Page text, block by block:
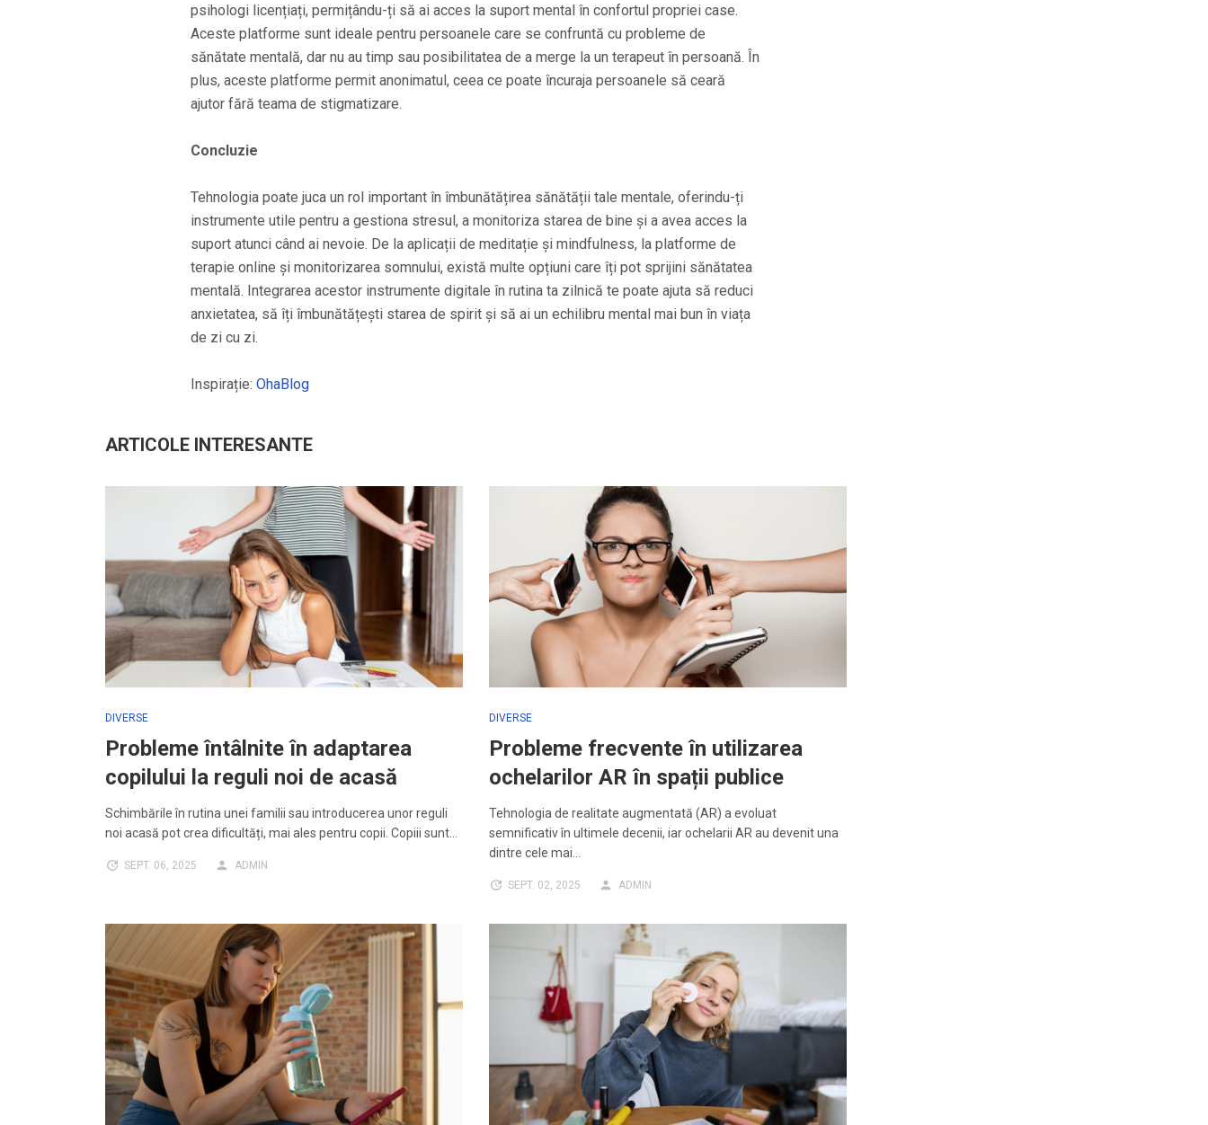
psihologi licențiați, permițându-ți să ai acces la suport mental în confortul propriei case.
Aceste platforme sunt ideale pentru persoanele care se confruntă cu probleme de
sănătate mentală, dar nu au timp sau posibilitatea de a merge la un terapeut în persoană. În
plus, aceste platforme permit anonimatul, ceea ce poate încuraja persoanele să ceară
ajutor fără teama de stigmatizare.
Concluzie
Tehnologia poate juca un rol important în îmbunătățirea sănătății tale mentale, oferindu-ți
instrumente utile pentru a gestiona stresul, a monitoriza starea de bine și a avea acces la
suport atunci când ai nevoie. De la aplicații de meditație și mindfulness, la platforme de
terapie online și monitorizarea somnului, există multe opțiuni care îți pot sprijini sănătatea
mentală. Integrarea acestor instrumente digitale în rutina ta zilnică te poate ajuta să reduci
anxietatea, să îți îmbunătățești starea de spirit și să ai un echilibru mental mai bun în viața
de zi cu zi.
Inspirație: OhaBlog
ARTICOLE INTERESANTE
DIVERSE
Probleme întâlnite în adaptarea
copilului la reguli noi de acasă
Schimbările în rutina unei familii sau introducerea unor reguli
noi acasă pot crea dificultăți, mai ales pentru copii. Copiii sunt…
SEPT. 06, 2025 ADMIN
DIVERSE
Probleme frecvente în utilizarea
ochelarilor AR în spații publice
Tehnologia de realitate augmentată (AR) a evoluat
semnificativ în ultimele decenii, iar ochelarii AR au devenit una
dintre cele mai…
SEPT. 02, 2025 ADMIN